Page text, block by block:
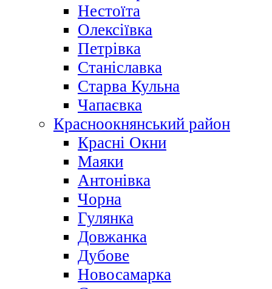
Нестоїта
Олексіївка
Петрівка
Станіславка
Старва Кульна
Чапаєвка
Красноокнянський район
Красні Окни
Маяки
Антонівка
Чорна
Гулянка
Довжанка
Дубове
Новосамарка